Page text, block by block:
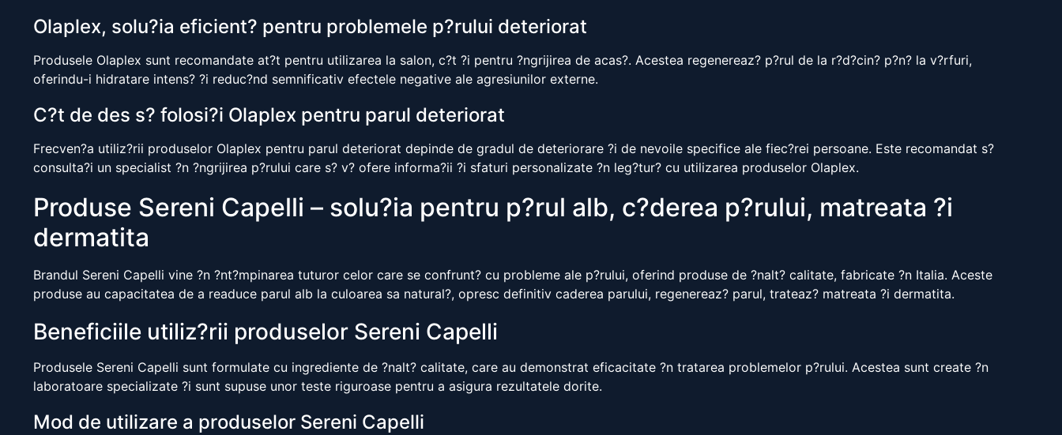
Olaplex, solu?ia eficient? pentru problemele p?rului deteriorat
Produsele Olaplex sunt recomandate at?t pentru utilizarea la salon, c?t ?i pentru ?ngrijirea de acas?. Acestea regenereaz? p?rul de la r?d?cin? p?n? la v?rfuri,
oferindu-i hidratare intens? ?i reduc?nd semnificativ efectele negative ale agresiunilor externe.
C?t de des s? folosi?i Olaplex pentru parul deteriorat
Frecven?a utiliz?rii produselor Olaplex pentru parul deteriorat depinde de gradul de deteriorare ?i de nevoile specifice ale fiec?rei persoane. Este recomandat s?
consulta?i un specialist ?n ?ngrijirea p?rului care s? v? ofere informa?ii ?i sfaturi personalizate ?n leg?tur? cu utilizarea produselor Olaplex.
Produse Sereni Capelli – solu?ia pentru p?rul alb, c?derea p?rului, matreata ?i
dermatita
Brandul Sereni Capelli vine ?n ?nt?mpinarea tuturor celor care se confrunt? cu probleme ale p?rului, oferind produse de ?nalt? calitate, fabricate ?n Italia. Aceste
produse au capacitatea de a readuce parul alb la culoarea sa natural?, opresc definitiv caderea parului, regenereaz? parul, trateaz? matreata ?i dermatita.
Beneficiile utiliz?rii produselor Sereni Capelli
Produsele Sereni Capelli sunt formulate cu ingrediente de ?nalt? calitate, care au demonstrat eficacitate ?n tratarea problemelor p?rului. Acestea sunt create ?n
laboratoare specializate ?i sunt supuse unor teste riguroase pentru a asigura rezultatele dorite.
Mod de utilizare a produselor Sereni Capelli